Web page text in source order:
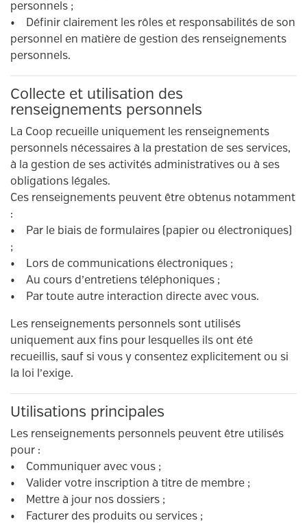
personnels ;
• Définir clairement les rôles et responsabilités de son
personnel en matière de gestion des renseignements
personnels.
Collecte et utilisation des
renseignements personnels
La Coop recueille uniquement les renseignements
personnels nécessaires à la prestation de ses services,
à la gestion de ses activités administratives ou à ses
obligations légales.
Ces renseignements peuvent être obtenus notamment
:
• Par le biais de formulaires (papier ou électroniques)
;
• Lors de communications électroniques ;
• Au cours d’entretiens téléphoniques ;
• Par toute autre interaction directe avec vous.
Les renseignements personnels sont utilisés
uniquement aux fins pour lesquelles ils ont été
recueillis, sauf si vous y consentez explicitement ou si
la loi l’exige.
Utilisations principales
Les renseignements personnels peuvent être utilisés
pour :
• Communiquer avec vous ;
• Valider votre inscription à titre de membre ;
• Mettre à jour nos dossiers ;
• Facturer des produits ou services ;